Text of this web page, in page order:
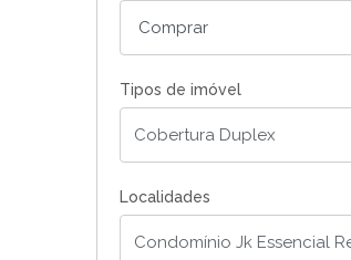
Tipos de imóvel
Localidades